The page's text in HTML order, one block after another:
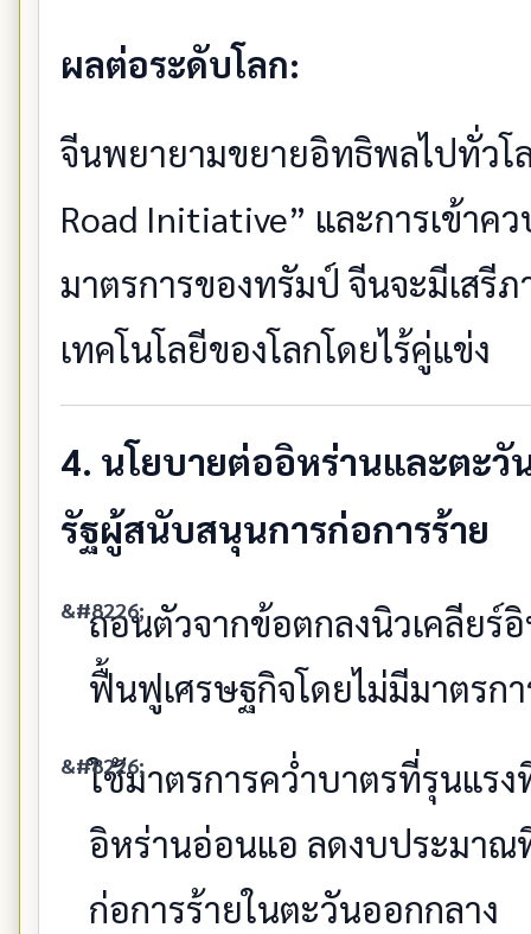
ผลต่อระดับโลก:
จีนพยายามขยายอิทธิพลไปทั่วโ
Road Initiative” และการเข้า
มาตรการของทรัมป์ จีนจะมีเสรี
เทคโนโลยีของโลกโดยไร้คู่แข่ง
4. นโยบายต่ออิหร่านและตะ
รัฐผู้สนับสนุนการก่อการร้าย
ถอนตัวจากข้อตกลงนิวเคลียร์
ฟื้นฟูเศรษฐกิจโดยไม่มีมาตรก
ใช้มาตรการคว่ำบาตรที่รุนแร
อิหร่านอ่อนแอ ลดงบประมา
ก่อการร้ายในตะวันออกกลาง